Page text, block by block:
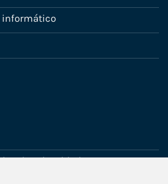
informático
de privacidade